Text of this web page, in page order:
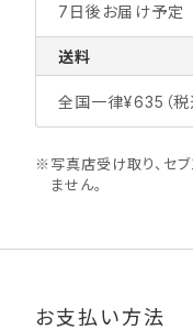
7日後お届け予定
送料
全国一律¥635（税
※ 写真店受け取り、セ
ません。
お支払い方法